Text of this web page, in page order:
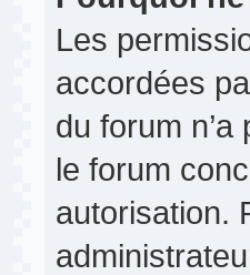
Les
accordées
du forum
le forum
autorisation.